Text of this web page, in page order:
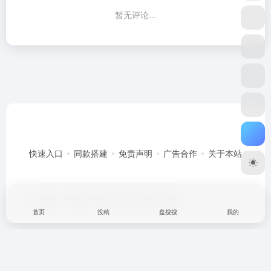
暂无评论...
快速入口 同款搭建 免责声明 广告合作 关于本站
首页 投稿 盘搜搜 我的